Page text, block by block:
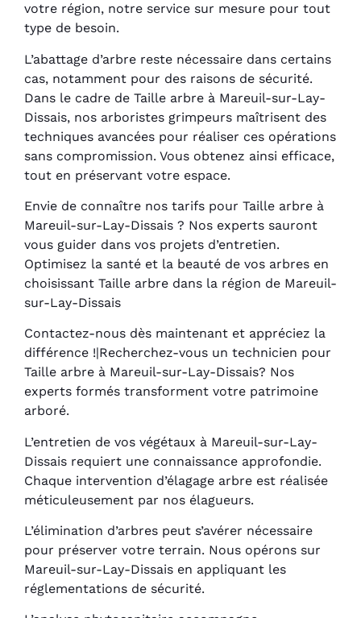
votre région, notre service sur mesure pour tout
type de besoin.
L’abattage d’arbre reste nécessaire dans certains
cas, notamment pour des raisons de sécurité.
Dans le cadre de Taille arbre à Mareuil-sur-Lay-
Dissais, nos arboristes grimpeurs maîtrisent des
techniques avancées pour réaliser ces opérations
sans compromission. Vous obtenez ainsi efficace,
tout en préservant votre espace.
Envie de connaître nos tarifs pour Taille arbre à
Mareuil-sur-Lay-Dissais ? Nos experts sauront
vous guider dans vos projets d’entretien.
Optimisez la santé et la beauté de vos arbres en
choisissant Taille arbre dans la région de Mareuil-
sur-Lay-Dissais
Contactez-nous dès maintenant et appréciez la
différence !|Recherchez-vous un technicien pour
Taille arbre à Mareuil-sur-Lay-Dissais? Nos
experts formés transforment votre patrimoine
arboré.
L’entretien de vos végétaux à Mareuil-sur-Lay-
Dissais requiert une connaissance approfondie.
Chaque intervention d’élagage arbre est réalisée
méticuleusement par nos élagueurs.
L’élimination d’arbres peut s’avérer nécessaire
pour préserver votre terrain. Nous opérons sur
Mareuil-sur-Lay-Dissais en appliquant les
réglementations de sécurité.